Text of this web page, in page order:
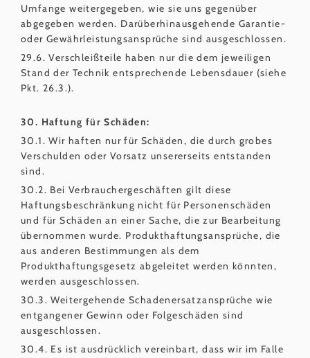
Umfange weitergegeben, wie sie uns gegenüber
abgegeben werden. Darüberhinausgehende Garantie-
oder Gewährleistungsansprüche sind ausgeschlossen.
29.6. Verschleißteile haben nur die dem jeweiligen
Stand der Technik entsprechende Lebensdauer (siehe
Pkt. 26.3.).
30. Haftung für Schäden:
30.1. Wir haften nur für Schäden, die durch grobes
Verschulden oder Vorsatz unsererseits entstanden
sind.
30.2. Bei Verbrauchergeschäften gilt diese
Haftungsbeschränkung nicht für Personenschäden
und für Schäden an einer Sache, die zur Bearbeitung
übernommen wurde. Produkthaftungsansprüche, die
aus anderen Bestimmungen als dem
Produkthaftungsgesetz abgeleitet werden könnten,
werden ausgeschlossen.
30.3. Weitergehende Schadenersatzansprüche wie
entgangener Gewinn oder Folgeschäden sind
ausgeschlossen.
30.4. Es ist ausdrücklich vereinbart, dass wir im Falle